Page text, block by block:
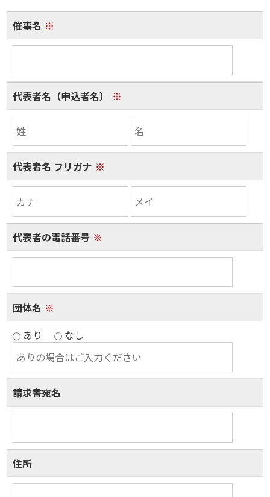
催事名 ※
代表者名（申込者名） ※
代表者名 フリガナ ※
代表者の電話番号 ※
団体名 ※
あり
なし
請求書宛名
住所